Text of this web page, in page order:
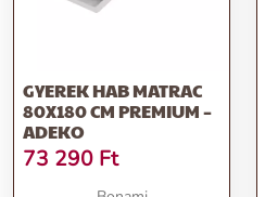
GYEREK HAB MATRAC
80X180 CM PREMIUM –
ADEKO
73 290 Ft